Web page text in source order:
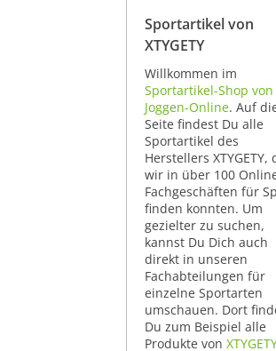
Sportartikel von
XTYGETY
Willkommen im
Sportartikel-Shop von
Joggen-Online. Auf
Seite findest Du alle
Sportartikel des
Herstellers XTYGETY,
wir in über 100
Fachgeschäften für
finden konnten. Um
gezielter zu suchen,
kannst Du Dich auch
direkt in unseren
Fachabteilungen für
einzelne Sportarten
umschauen. Dort
Du zum Beispiel alle
Produkte von